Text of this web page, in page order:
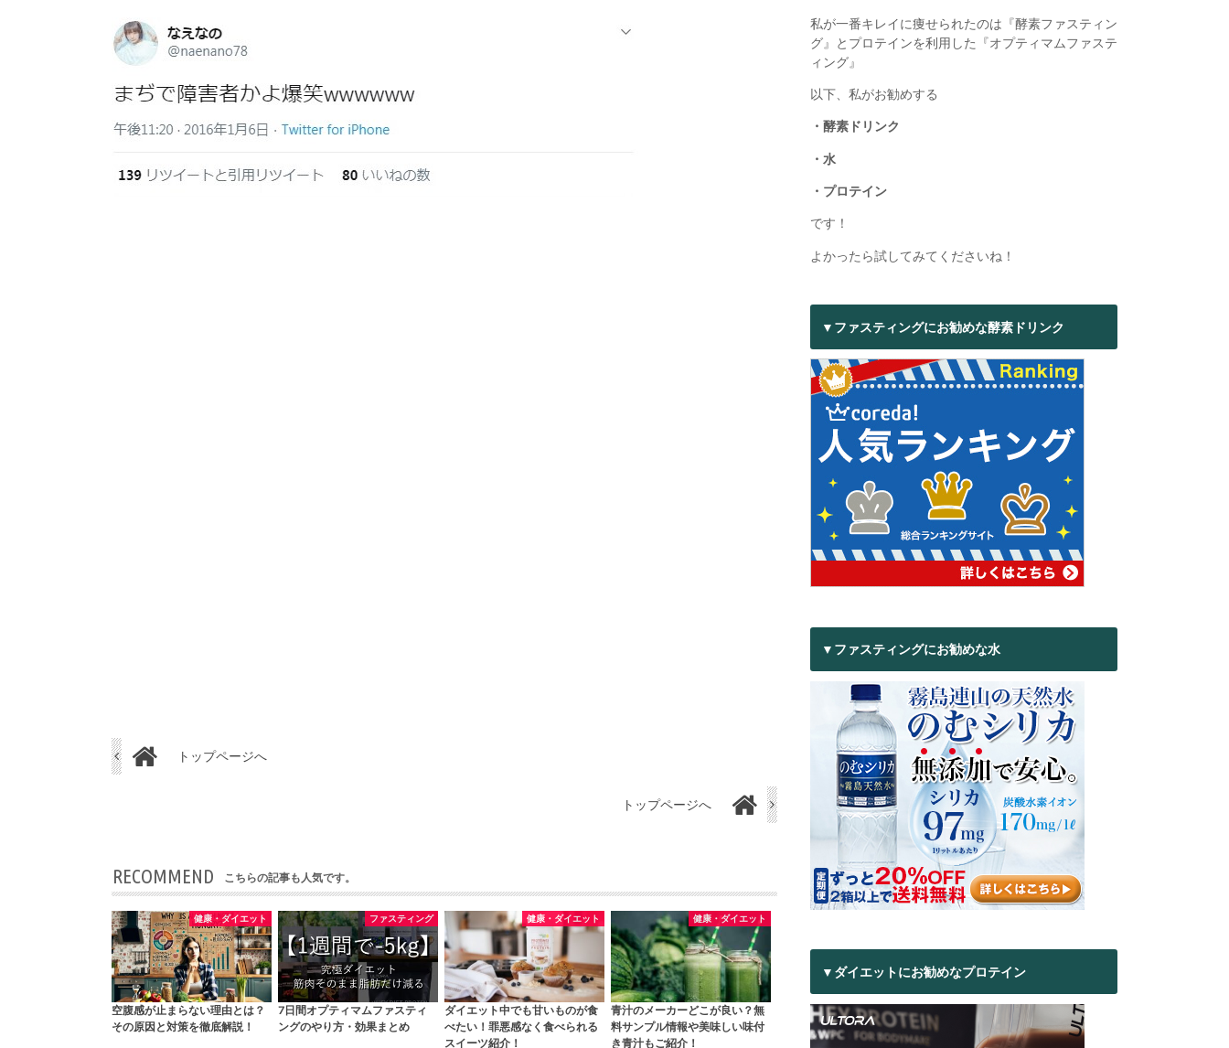
トップページへ
トップページへ
RECOMMEND こちらの記事も人気です。
健康・ダイエット
空腹感が止まらない理由とは？
その原因と対策を徹底解説！
ファスティング
7日間オプティマムファスティ
ングのやり方・効果まとめ
健康・ダイエット
ダイエット中でも甘いものが食
べたい！罪悪感なく食べられる
スイーツ紹介！
健康・ダイエット
青汁のメーカーどこが良い？無
料サンプル情報や美味しい味付
き青汁もご紹介！
私が一番キレイに痩せられたのは『酵素ファスティン
グ』とプロテインを利用した『オプティマムファステ
ィング』
以下、私がお勧めする
・酵素ドリンク
・水
・プロテイン
です！
よかったら試してみてくださいね！
▼ファスティングにお勧めな酵素ドリンク
▼ファスティングにお勧めな水
▼ダイエットにお勧めなプロテイン